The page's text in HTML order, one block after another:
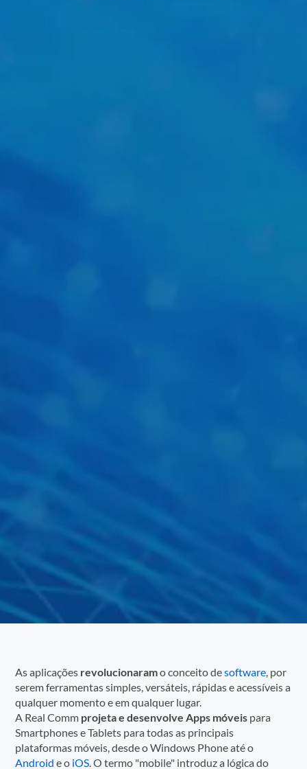
As aplicações revolucionaramo conceito desoftware , por
serem ferramentas simples, versáteis, rápidas e acessíveis a
qualquer momento e em qualquer lugar.
A Real Comm projeta e desenvolve Apps móveis para
Smartphones e Tablets para todas as principais
plataformas móveis, desde o Windows Phone até o
Android e o iOS . O termo "mobile" introduz a lógica do